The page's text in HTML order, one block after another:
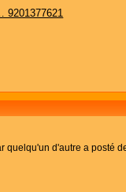
9201377621
quelqu'un d'autre a posté